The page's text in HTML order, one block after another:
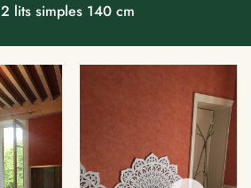
2 lits simples 140 cm